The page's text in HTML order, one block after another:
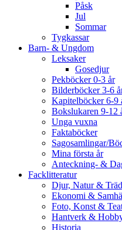
Påsk
Jul
Sommar
Tygkassar
Barn- & Ungdom
Leksaker
Gosedjur
Pekböcker 0-3 år
Bilderböcker 3-6
Kapitelböcker 6-9
Bokslukaren 9-12
Unga vuxna
Faktaböcker
Sagosamlingar/
Mina första år
Anteckning- &
Facklitteratur
Djur, Natur &
Ekonomi &
Foto, Konst &
Hantverk &
Historia